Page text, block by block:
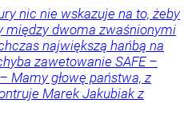
nic nie wskazuje na to, żeby
między dwoma zwaśnionymi
największą hańbą na
zawetowanie SAFE –
Mamy głowę państwa, z
Marek Jakubiak z